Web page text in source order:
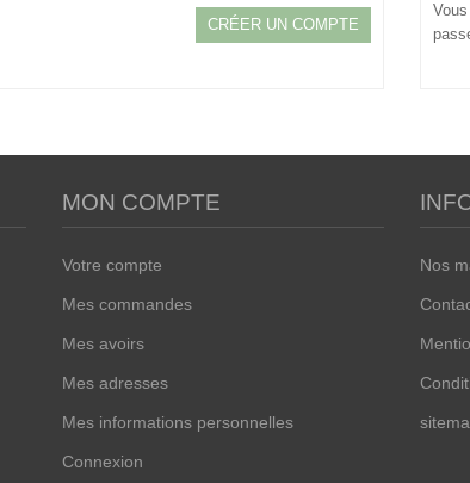
MON COMPTE
Votre compte
Mes commandes
Mes avoirs
Mes adresses
Mes informations personnelles
Connexion
Nos